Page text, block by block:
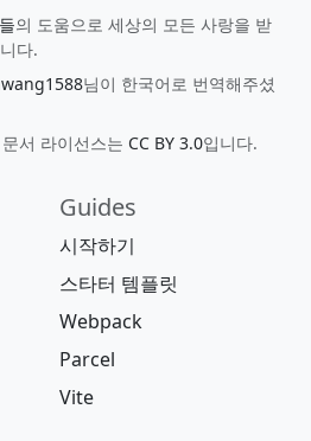
의 도움으로 세상의 모든 사랑을 받
다.
님이 한국어로 번역해주셨
서 라이선스는 CC BY 3.0입니다.
Guides
시작하기
스타터 템플릿
Webpack
Parcel
Vite